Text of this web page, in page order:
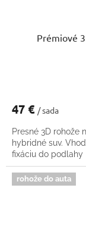
Prémiové
47 € / sada
Presné 3D rohože
hybridné suv.
fixáciu do podlahy
rohože do auta